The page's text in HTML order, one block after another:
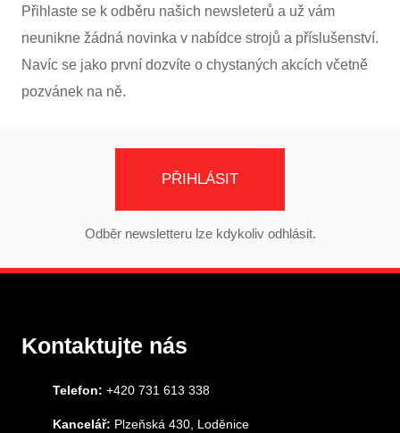
Přihlaste se k odběru našich newsleterů a už vám
neunikne žádná novinka v nabídce strojů a příslušenství.
Navíc se jako první dozvíte o chystaných akcích včetně
pozvánek na ně.
PŘIHLÁSIT
Odběr newsletteru lze kdykoliv odhlásit.
Kontaktujte nás
Telefon: +420 731 613 338
Kancelář: Plzeňská 430, Loděnice